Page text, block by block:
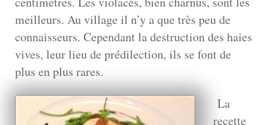
meilleurs. Au village il n’y a que très peu de
connaisseurs. Cependant la destruction des haies
vives, leur lieu de prédilection, ils se font de
plus en plus rares.
La
recette